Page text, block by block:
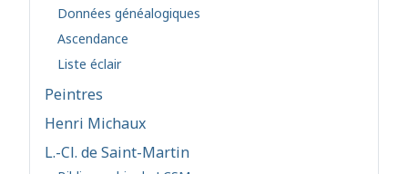
Données généalogiques
Ascendance
Liste éclair
Peintres
Henri Michaux
L.-Cl. de Saint-Martin